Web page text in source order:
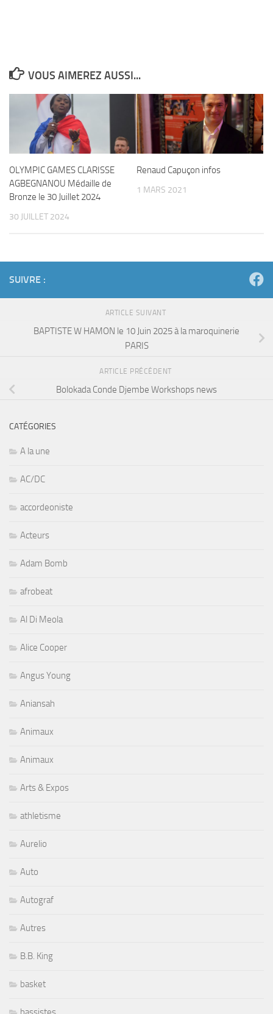
VOUS AIMEREZ AUSSI...
OLYMPIC GAMES CLARISSE
AGBEGNANOU Médaille de
Bronze le 30 Juillet 2024
30 JUILLET 2024
Renaud Capuçon infos
1 MARS 2021
SUIVRE :
ARTICLE SUIVANT
BAPTISTE W HAMON le 10 Juin 2025 à la maroquinerie
PARIS
ARTICLE PRÉCÉDENT
Bolokada Conde Djembe Workshops news
CATÉGORIES
A la une
AC/DC
accordeoniste
Acteurs
Adam Bomb
afrobeat
Al Di Meola
Alice Cooper
Angus Young
Aniansah
Animaux
Animaux
Arts & Expos
athletisme
Aurelio
Auto
Autograf
Autres
B.B. King
basket